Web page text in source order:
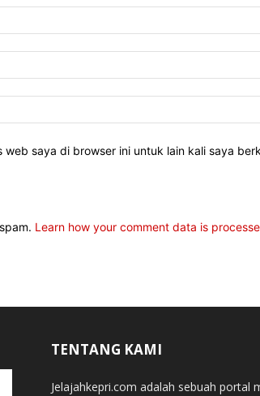
web saya di browser ini untuk lain kali saya
Learn how your comment data is
TENTANG KAMI
Jelajahkepri.com adalah sebuah portal